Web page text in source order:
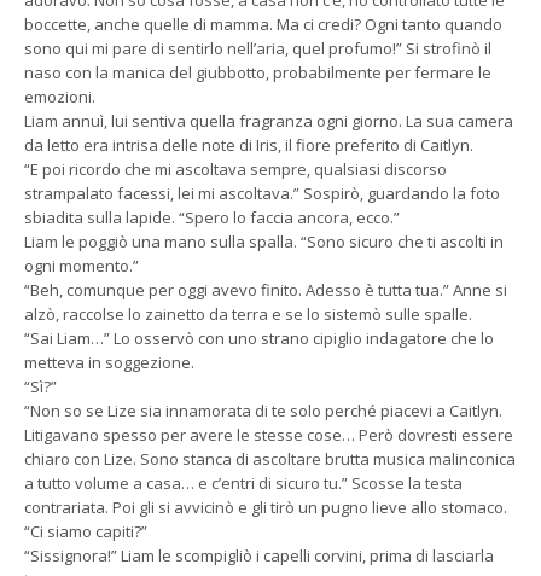
boccette, anche quelle di mamma. Ma ci credi? Ogni tanto quando
sono qui mi pare di sentirlo nell’aria, quel profumo!” Si strofinò il
naso con la manica del giubbotto, probabilmente per fermare le
emozioni.
Liam annuì, lui sentiva quella fragranza ogni giorno. La sua camera
da letto era intrisa delle note di Iris, il fiore preferito di Caitlyn.
“E poi ricordo che mi ascoltava sempre, qualsiasi discorso
strampalato facessi, lei mi ascoltava.” Sospirò, guardando la foto
sbiadita sulla lapide. “Spero lo faccia ancora, ecco.”
Liam le poggiò una mano sulla spalla. “Sono sicuro che ti ascolti in
ogni momento.”
“Beh, comunque per oggi avevo finito. Adesso è tutta tua.” Anne si
alzò, raccolse lo zainetto da terra e se lo sistemò sulle spalle.
“Sai Liam…” Lo osservò con uno strano cipiglio indagatore che lo
metteva in soggezione.
“Sì?”
“Non so se Lize sia innamorata di te solo perché piacevi a Caitlyn.
Litigavano spesso per avere le stesse cose… Però dovresti essere
chiaro con Lize. Sono stanca di ascoltare brutta musica malinconica
a tutto volume a casa… e c’entri di sicuro tu.” Scosse la testa
contrariata. Poi gli si avvicinò e gli tirò un pugno lieve allo stomaco.
“Ci siamo capiti?”
“Sissignora!” Liam le scompigliò i capelli corvini, prima di lasciarla